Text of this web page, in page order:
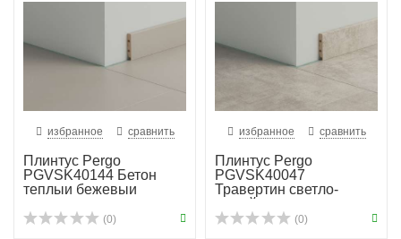
избранное сравнить
Плинтус Pergo
PGVSK40144 Бетон
теплыи бежевыи
(0)
избранное сравнить
Плинтус Pergo
PGVSK40047
Травертин светло-
серый
(0)